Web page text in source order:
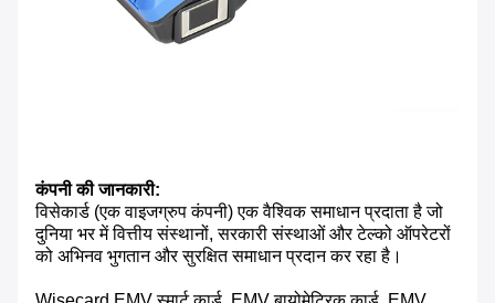
कंपनी की जानकारी:
विसेकार्ड (एक वाइजग्रुप कंपनी) एक वैश्विक समाधान प्रदाता है जो
दुनिया भर में वित्तीय संस्थानों, सरकारी संस्थाओं और टेल्को ऑपरेटरों
को अभिनव भुगतान और सुरक्षित समाधान प्रदान कर रहा है।